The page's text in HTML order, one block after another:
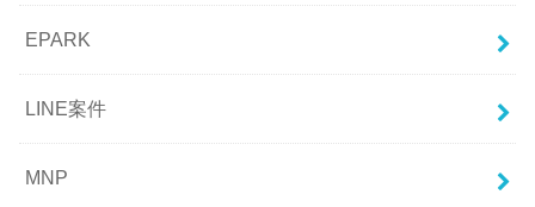
EPARK
LINE案件
MNP